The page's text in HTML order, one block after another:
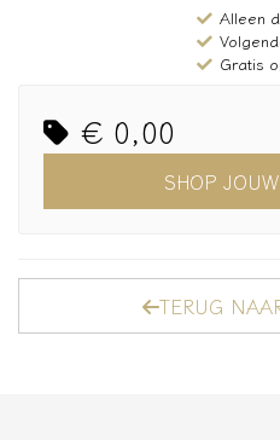
Alleen
Gratis
€ 0,00
SHOP
TERUG